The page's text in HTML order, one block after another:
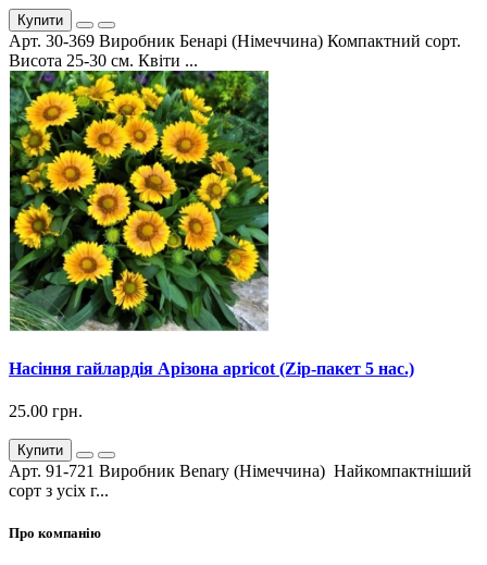
Купити
Арт. 30-369 Виробник Бенарі (Німеччина) Компактний сорт.
Висота 25-30 см. Квіти ...
Насіння гайлардія Арізона apricot (Zip-пакет 5 нас.)
25.00 грн.
Купити
Арт. 91-721 Виробник Benary (Німеччина) Найкомпактніший
сорт з усіх г...
Про компанію